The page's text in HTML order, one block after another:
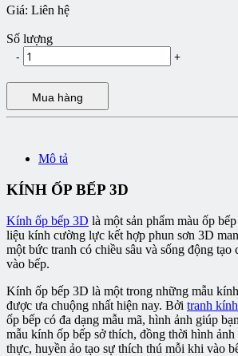
Giá: Liên hệ
Số lượng
- +
Mua hàng
Mô tả
KÍNH ỐP BẾP 3D
Kính ốp bếp 3D là một sản phẩm màu ốp
liệu kính cường lực kết hợp phun sơn 3D
một bức tranh có chiều sâu và sống động tạo
vào bếp.
Kính ốp bếp 3D là một trong những mẫu
được ưa chuộng nhất hiện nay. Bởi tranh
ốp bếp có đa dạng mẫu mã, hình ảnh giúp
mẫu kính ốp bếp sở thích, đồng thời hình ảnh
thực, huyền ảo tạo sự thích thú mỗi khi vào